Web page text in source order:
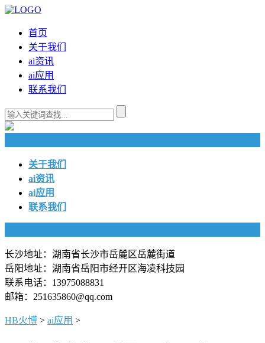
首页
关于我们
ai资讯
ai应用
联系我们
关于我们
ai资讯
ai应用
联系我们
长沙地址：湖南省长沙市岳麓区岳麓街道
岳阳地址：湖南省岳阳市经开区海凌科技园
联系电话：13975088831
邮箱：251635860@qq.com
HB火博 > ai应用 >